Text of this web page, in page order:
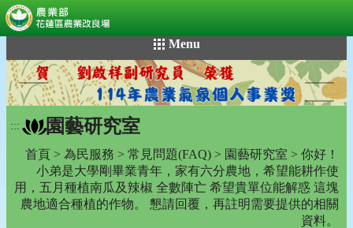
到
主
要
內
容
Menu
::: 園藝研究室
首頁 > 為民服務 > 常見問題(FAQ) > 園藝研究室 > 你好！
小弟是大學剛畢業青年，家有六分農地，希望能耕作使
用，五月種植南瓜及辣椒 全數陣亡 希望貴單位能解惑 這塊
農地適合種植的作物。 懇請回覆，再註明需要提供的相關
資料。